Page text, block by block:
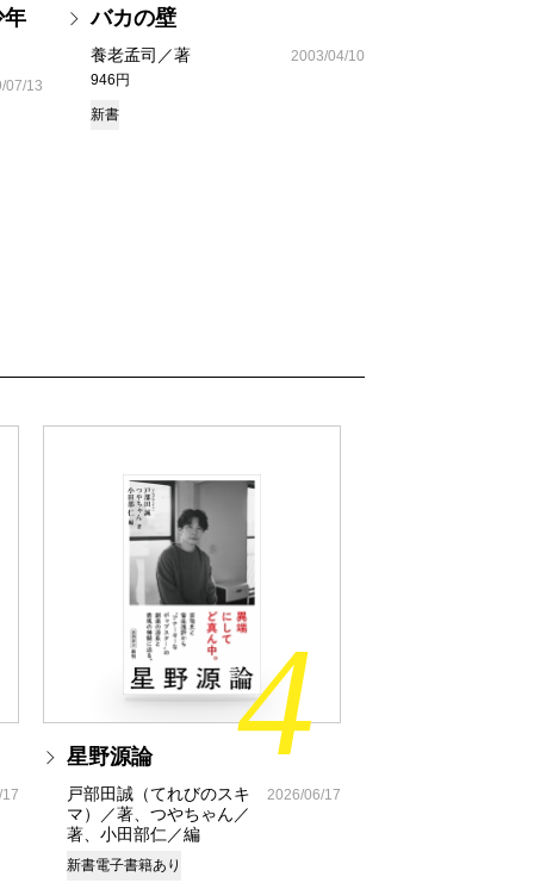
年
07/13
バカの壁
養老孟司／著
946円
2003/04/10
新書
4
星野源論
戸部田誠（てれびのスキ
マ）／著、つやちゃん／
著、小田部仁／編
2026/06/17
新書電子書籍あり